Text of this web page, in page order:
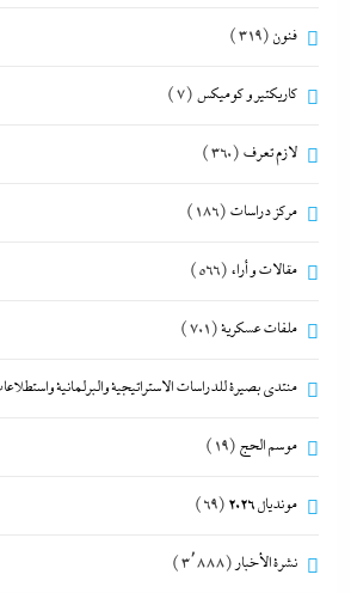
فنون (319)
كاريكتير و كوميكس (7)
لازم تعرف (360)
مركز دراسات (186)
مقالات و أراء (566)
ملفات عسكرية(701)
منتدى بصيرة للدراسات الاستراتيجية والبرلمانية
موسم الحج (19)
مونديال 2026 (69)
نشرة الأخبار (3٬888)